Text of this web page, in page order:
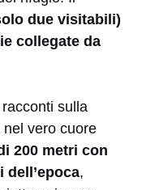
due visitabili)
collegate da
sulla
nel vero cuore
200 metri con
dell’epoca,